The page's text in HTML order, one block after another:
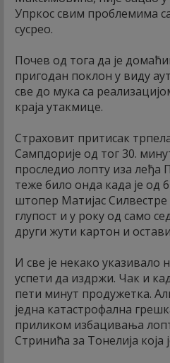
Упркос свим проблемима
сусрео.
Почев од тога да је
пригодан поклон у виду
све до мука са
краја утакмице.
Страховит притисак
Сампдорије од тог 30.
проследио лопту иза леђа
теже било онда када је од
штопер Матијас
глупост и у року од само
други жути картон и
И све је некако указивало
успети да издржи. Чак и
пети минут продужетка.
једна катастрофална
приликом избацивања
Стринића за Тонелија која